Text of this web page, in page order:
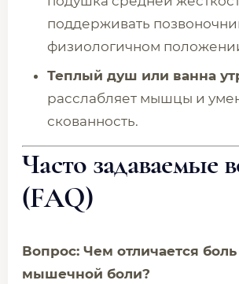
поддерживать
физиологичном
Теплый душ или ванна
расслабляет мышцы и
скованность.
Часто задаваемые
(FAQ)
Вопрос: Чем отличается боль
мышечной боли?